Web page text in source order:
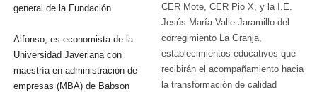
general de la Fundación.
Alfonso, es economista de la
Universidad Javeriana con
maestría en administración de
empresas (MBA) de Babson
CER Mote, CER Pio X, y la I.E.
Jesús María Valle Jaramillo del
corregimiento La Granja,
establecimientos educativos que
recibirán el acompañamiento hacia
la transformación de calidad